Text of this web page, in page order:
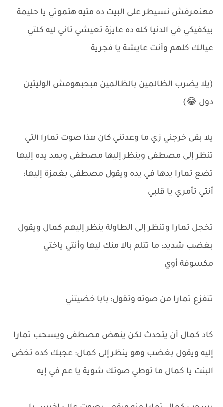
مهنعرفش نسيطر على البيت ده متيه هتموتي يا حليمة
بيكفيكي في الدنيا كله ده عايزة تعيشي تاني ليه كلتي
عيالك كلهم وأنت عايشة يا فجرية
(يلا يضرب الظالمين بالظالمين مبحبهومش الوليتين
دول 😂)
يلا بقى خرجني زي ما وعدتني كان هذا صوت تمارا التي
تنظر إلى مصطفى وينظر إليها مصطفى ويمد يده إليها
تضع تمارا يدها في يده ويقول مصطفى بغمزة إليها:
أنتي تأمري يا قلبي
تخجل تمارا وتنظر إلى الطاولة ينظر إليهم كمال ويقول
بغضب شديد: ما تتلم بالا منك ليها وأنتي ياختي
مكسوفة أوي
تتفزع تمارا من صوته وتقول: بابا خضيتني
كاد كمال أن يتحدث لكن ينهض مصطفى ويسحب تمارا
إليه ويقول بغضب وهو ينظر إلى كمال: عجبك كده تخض
البنت يا كمال ما توطي صوتك شوية يا عم في إيه